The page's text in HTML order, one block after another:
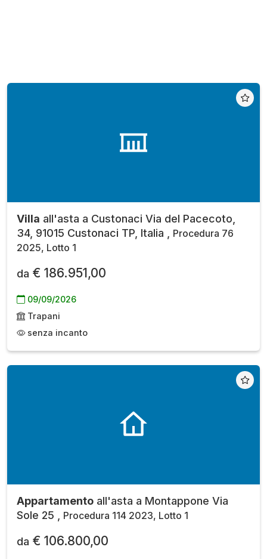
Villa all'asta a Custonaci Via del Pacecoto,
34, 91015 Custonaci TP, Italia ,
Procedura 76
2025, Lotto 1
da € 186.951,00
09/09/2026
Trapani
senza incanto
Appartamento all'asta a Montappone Via
Sole 25 ,
Procedura 114 2023, Lotto 1
da € 106.800,00